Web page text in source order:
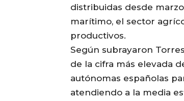
distribuidas desde
marítimo, el sector
productivos.
Según subrayaron
de la cifra más elevada
autónomas españolas
atendiendo a la media